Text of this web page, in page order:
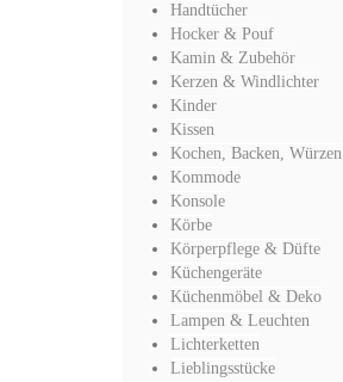
Handtücher
Hocker & Pouf
Kamin & Zubehör
Kerzen & Windlichter
Kinder
Kissen
Kochen, Backen, Würzen
Kommode
Konsole
Körbe
Körperpflege & Düfte
Küchengeräte
Küchenmöbel & Deko
Lampen & Leuchten
Lichterketten
Lieblingsstücke